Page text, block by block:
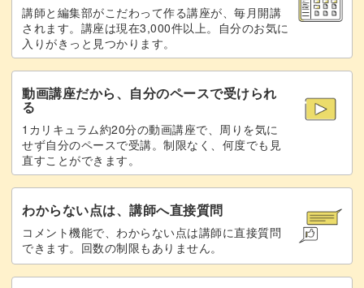
飾る場所もプレゼントする相手も選ばない、オシャレなア
イテムを作ってみませんか？
講師と編集部がこだわって作る講座が、毎月開講
されます。講座は現在3,000件以上。自分のお気に
入りがきっと見つかります。
動画講座だから、自分のペースで受けられ
る
1カリキュラム約20分の動画講座で、周りを気に
せず自分のペースで受講。制限なく、何度でも見
直すことができます。
わからない点は、講師へ直接質問
コメント機能で、わからない点は講師に直接質問
できます。回数の制限もありません。